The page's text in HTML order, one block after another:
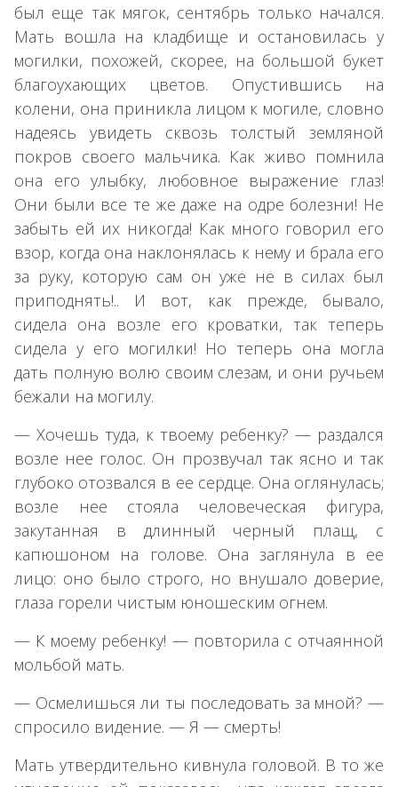
был еще так мягок, сентябрь только начался.
Мать вошла на кладбище и остановилась у
могилки, похожей, скорее, на большой букет
благоухающих цветов. Опустившись на
колени, она приникла лицом к могиле, словно
надеясь увидеть сквозь толстый земляной
покров своего мальчика. Как живо помнила
она его улыбку, любовное выражение глаз!
Они были все те же даже на одре болезни! Не
забыть ей их никогда! Как много говорил его
взор, когда она наклонялась к нему и брала его
за руку, которую сам он уже не в силах был
приподнять!.. И вот, как прежде, бывало,
сидела она возле его кроватки, так теперь
сидела у его могилки! Но теперь она могла
дать полную волю своим слезам, и они ручьем
бежали на могилу.
— Хочешь туда, к твоему ребенку? — раздался
возле нее голос. Он прозвучал так ясно и так
глубоко отозвался в ее сердце. Она оглянулась;
возле нее стояла человеческая фигура,
закутанная в длинный черный плащ, с
капюшоном на голове. Она заглянула в ее
лицо: оно было строго, но внушало доверие,
глаза горели чистым юношеским огнем.
— К моему ребенку! — повторила с отчаянной
мольбой мать.
— Осмелишься ли ты последовать за мной? —
спросило видение. — Я — смерть!
Мать утвердительно кивнула головой. В то же